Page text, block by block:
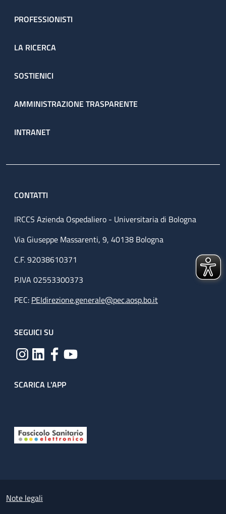
PROFESSIONISTI
LA RICERCA
SOSTIENICI
AMMINISTRAZIONE TRASPARENTE
INTRANET
CONTATTI
IRCCS Azienda Ospedaliero - Universitaria di Bologna
Via Giuseppe Massarenti, 9, 40138 Bologna
C.F. 92038610371
P.IVA 02553300373
PEC: PEIdirezione.generale@pec.aosp.bo.it
SEGUICI SU
SCARICA L'APP
Small prints
Note legali